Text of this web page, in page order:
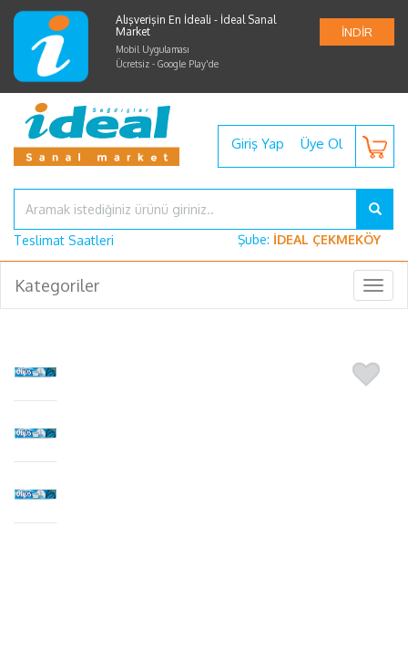
Alışverişin En İdeali - İdeal Sanal
Market
Mobil Uygulaması
Ücretsiz - Google Play'de
İNDİR
Giriş Yap Üye Ol
Teslimat Saatleri Şube: İDEAL ÇEKMEKÖY
Kategoriler